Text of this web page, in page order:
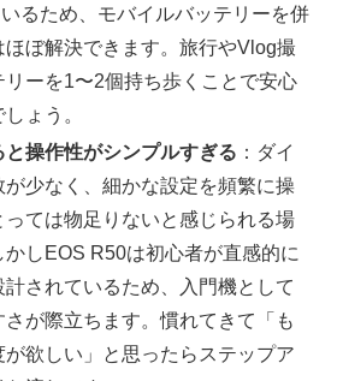
るため、モバイルバッテリーを併
ほぼ解決できます。旅行やVlog撮
ーを1〜2個持ち歩くことで安心
ょう。
と操作性がシンプルすぎる ：ダイ
が少なく、細かな設定を頻繁に操
ては物足りないと感じられる場
しEOS R50は初心者が直感的に
されているため、入門機として
が際立ちます。慣れてきて「も
が欲しい」と思ったらステップア